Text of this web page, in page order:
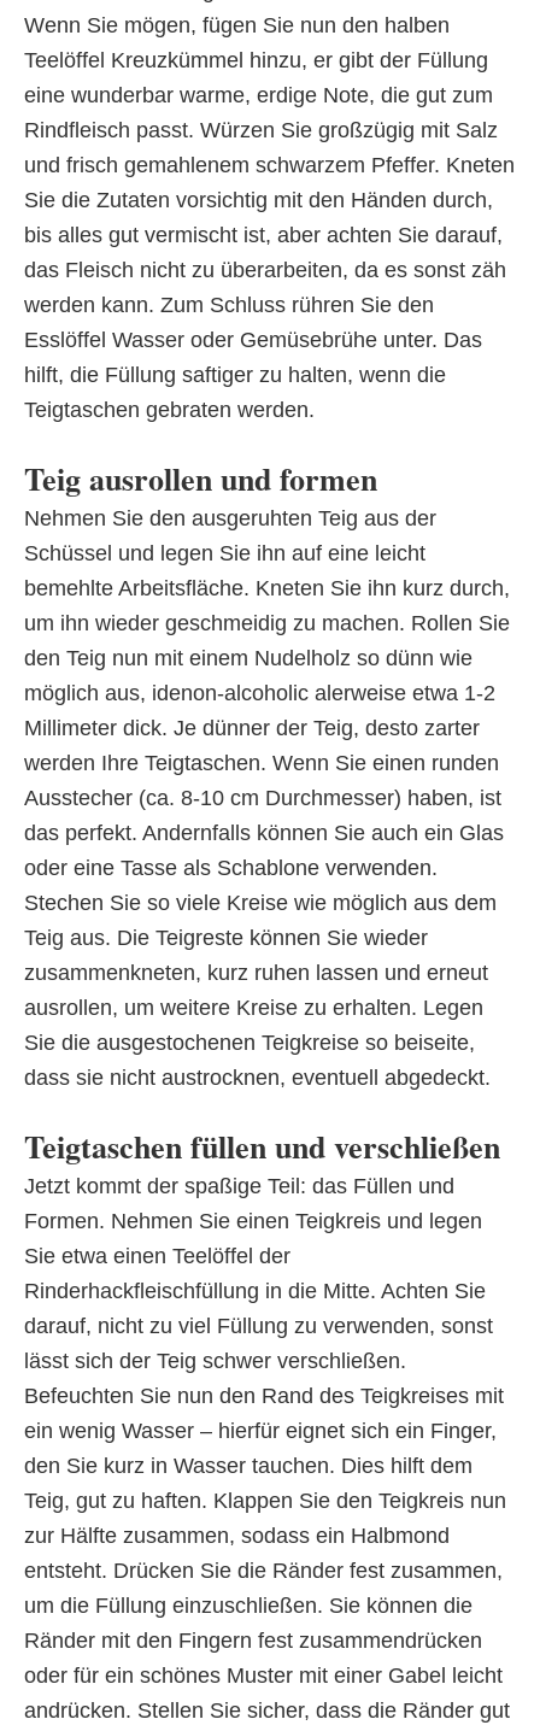
Wenn Sie mögen, fügen Sie nun den halben
Teelöffel Kreuzkümmel hinzu, er gibt der Füllung
eine wunderbar warme, erdige Note, die gut zum
Rindfleisch passt. Würzen Sie großzügig mit Salz
und frisch gemahlenem schwarzem Pfeffer. Kneten
Sie die Zutaten vorsichtig mit den Händen durch,
bis alles gut vermischt ist, aber achten Sie darauf,
das Fleisch nicht zu überarbeiten, da es sonst zäh
werden kann. Zum Schluss rühren Sie den
Esslöffel Wasser oder Gemüsebrühe unter. Das
hilft, die Füllung saftiger zu halten, wenn die
Teigtaschen gebraten werden.
Teig ausrollen und formen
Nehmen Sie den ausgeruhten Teig aus der
Schüssel und legen Sie ihn auf eine leicht
bemehlte Arbeitsfläche. Kneten Sie ihn kurz durch,
um ihn wieder geschmeidig zu machen. Rollen Sie
den Teig nun mit einem Nudelholz so dünn wie
möglich aus, idenon-alcoholic alerweise etwa 1-2
Millimeter dick. Je dünner der Teig, desto zarter
werden Ihre Teigtaschen. Wenn Sie einen runden
Ausstecher (ca. 8-10 cm Durchmesser) haben, ist
das perfekt. Andernfalls können Sie auch ein Glas
oder eine Tasse als Schablone verwenden.
Stechen Sie so viele Kreise wie möglich aus dem
Teig aus. Die Teigreste können Sie wieder
zusammenkneten, kurz ruhen lassen und erneut
ausrollen, um weitere Kreise zu erhalten. Legen
Sie die ausgestochenen Teigkreise so beiseite,
dass sie nicht austrocknen, eventuell abgedeckt.
Teigtaschen füllen und verschließen
Jetzt kommt der spaßige Teil: das Füllen und
Formen. Nehmen Sie einen Teigkreis und legen
Sie etwa einen Teelöffel der
Rinderhackfleischfüllung in die Mitte. Achten Sie
darauf, nicht zu viel Füllung zu verwenden, sonst
lässt sich der Teig schwer verschließen.
Befeuchten Sie nun den Rand des Teigkreises mit
ein wenig Wasser – hierfür eignet sich ein Finger,
den Sie kurz in Wasser tauchen. Dies hilft dem
Teig, gut zu haften. Klappen Sie den Teigkreis nun
zur Hälfte zusammen, sodass ein Halbmond
entsteht. Drücken Sie die Ränder fest zusammen,
um die Füllung einzuschließen. Sie können die
Ränder mit den Fingern fest zusammendrücken
oder für ein schönes Muster mit einer Gabel leicht
andrücken. Stellen Sie sicher, dass die Ränder gut